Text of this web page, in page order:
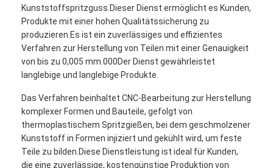
Fabrik-Ausflug
Treten Sie mit uns in Verbindung
Fälle
Wir Reden Jetzt.
Spritzen-Dienstleistungen
Kunststoffspritzguss.Dieser Dienst ermöglicht es Kunden,
Produkte mit einer hohen Qualitätssicherung zu
produzieren.Es ist ein zuverlässiges und effizientes
Verfahren zur Herstellung von Teilen mit einer Genauigkeit
von bis zu 0,005 mm.000Der Dienst gewährleistet
langlebige und langlebige Produkte.
Das Verfahren beinhaltet CNC-Bearbeitung zur Herstellung
komplexer Formen und Bauteile, gefolgt von
thermoplastischem Spritzgießen, bei dem geschmolzener
Kunststoff in Formen injiziert und gekühlt wird, um feste
Teile zu bilden.Diese Dienstleistung ist ideal für Kunden,
die eine zuverlässige, kostengünstige Produktion von